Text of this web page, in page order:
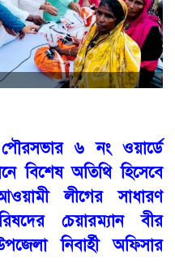
৬ নং ওয়ার্ডে
বিশেষ অতিথি হিসেবে
লীগের সাধারণ
চেয়ারম্যান বীর
নিবার্হী অফিসার